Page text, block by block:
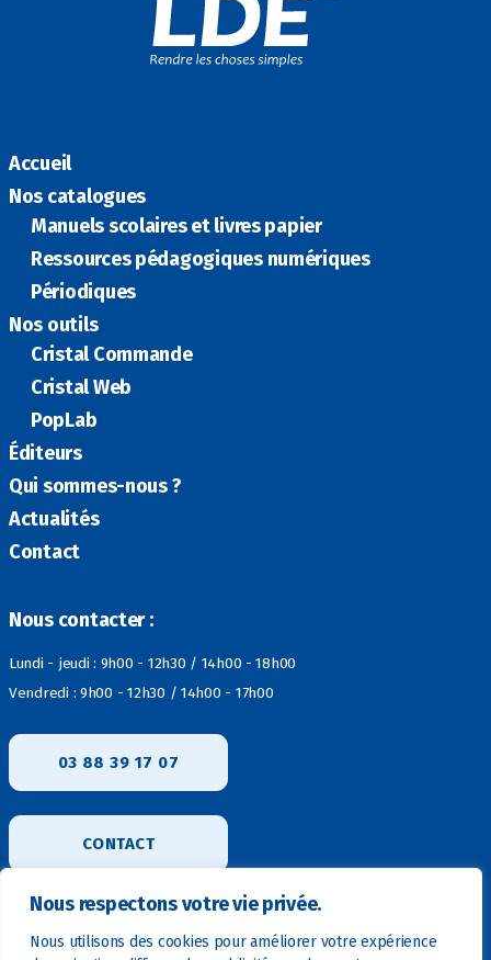
Nous respectons votre vie privée.
Nous utilisons des cookies pour améliorer votre expérience
Accueil
Nos catalogues
Manuels scolaires et livres papier
Ressources pédagogiques numériques
Périodiques
Nos outils
Cristal Commande
Cristal Web
PopLab
Éditeurs
Qui sommes-nous ?
Actualités
Contact
Nous contacter :
Lundi - jeudi : 9h00 - 12h30 / 14h00 - 18h00
Vendredi : 9h00 - 12h30 / 14h00 - 17h00
03 88 39 17 07
CONTACT